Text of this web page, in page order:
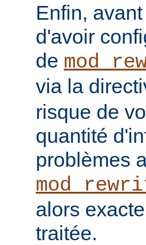
Enfin,
d'avoir
de
via la
risque de
quantité
problèmes
alors
traitée.